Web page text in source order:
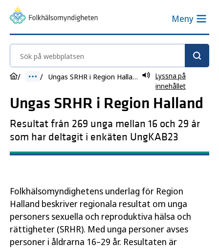
Meny
Sök på webbplatsen
Ungas SRHR i Region Halland
Lyssna på
innehållet
Ungas SRHR i Region Halland
Resultat från 269 unga mellan 16 och 29 år
som har deltagit i enkäten UngKAB23
Folkhälsomyndighetens underlag för Region
Halland beskriver regionala resultat om unga
personers sexuella och reproduktiva hälsa och
rättigheter (SRHR). Med unga personer avses
personer i åldrarna 16–29 år. Resultaten är